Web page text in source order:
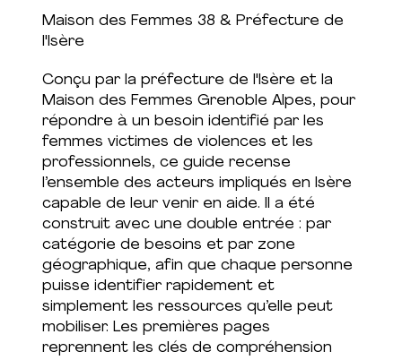
Maison des Femmes 38 & Préfecture de
l'Isère
Conçu par la préfecture de l'Isère et la
Maison des Femmes Grenoble Alpes, pour
répondre à un besoin identifié par les
femmes victimes de violences et les
professionnels, ce guide recense
l’ensemble des acteurs impliqués en Isère
capable de leur venir en aide. Il a été
construit avec une double entrée : par
catégorie de besoins et par zone
géographique, afin que chaque personne
puisse identifier rapidement et
simplement les ressources qu’elle peut
mobiliser. Les premières pages
reprennent les clés de compréhension